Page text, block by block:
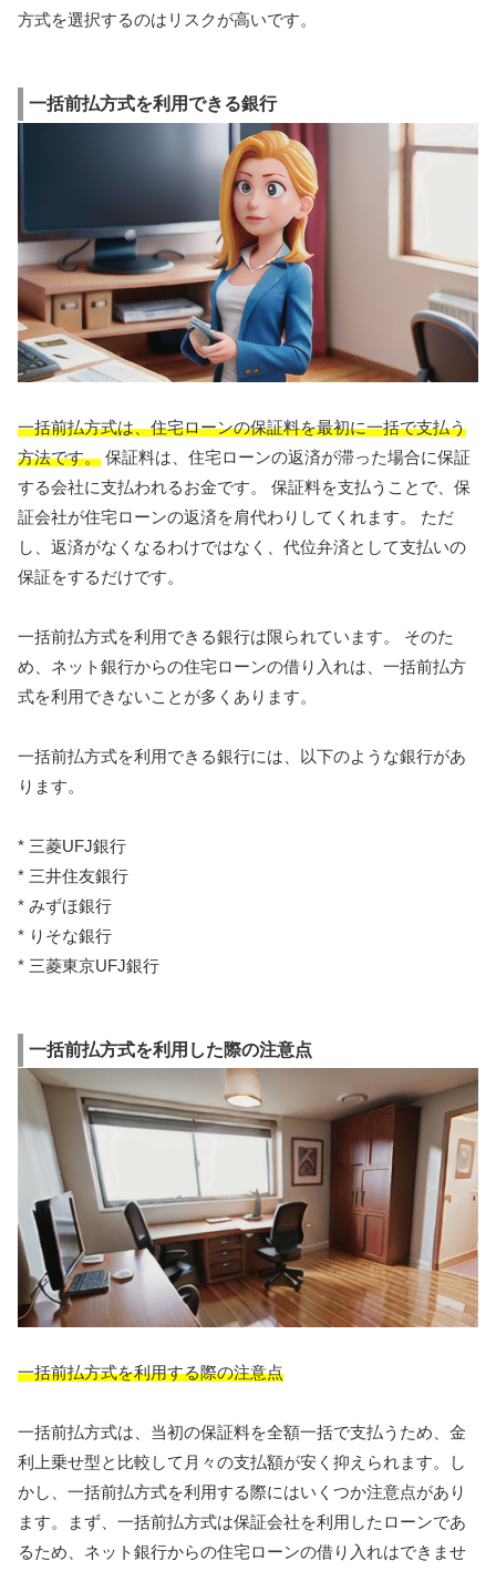
方式を選択するのはリスクが高いです。
一括前払方式を利用できる銀行
一括前払方式は、住宅ローンの保証料を最初に一括で支払う
方法です。 保証料は、住宅ローンの返済が滞った場合に保証
する会社に支払われるお金です。 保証料を支払うことで、保
証会社が住宅ローンの返済を肩代わりしてくれます。 ただ
し、返済がなくなるわけではなく、代位弁済として支払いの
保証をするだけです。
一括前払方式を利用できる銀行は限られています。 そのた
め、ネット銀行からの住宅ローンの借り入れは、一括前払方
式を利用できないことが多くあります。
一括前払方式を利用できる銀行には、以下のような銀行があ
ります。
* 三菱UFJ銀行
* 三井住友銀行
* みずほ銀行
* りそな銀行
* 三菱東京UFJ銀行
一括前払方式を利用した際の注意点
一括前払方式を利用する際の注意点
一括前払方式は、当初の保証料を全額一括で支払うため、金
利上乗せ型と比較して月々の支払額が安く抑えられます。し
かし、一括前払方式を利用する際にはいくつか注意点があり
ます。まず、一括前払方式は保証会社を利用したローンであ
るため、ネット銀行からの住宅ローンの借り入れはできませ